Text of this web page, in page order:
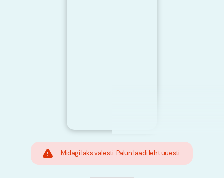
Midagi läks valesti. Palun laadi leht uuesti.